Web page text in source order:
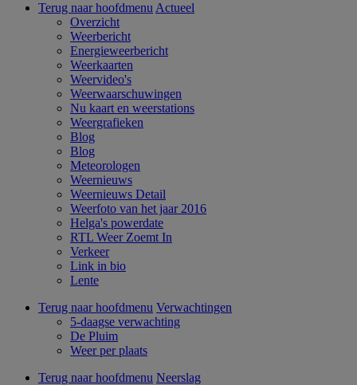
Terug naar hoofdmenu Actueel
Overzicht
Weerbericht
Energieweerbericht
Weerkaarten
Weervideo's
Weerwaarschuwingen
Nu kaart en weerstations
Weergrafieken
Blog
Blog
Meteorologen
Weernieuws
Weernieuws Detail
Weerfoto van het jaar 2016
Helga's powerdate
RTL Weer Zoemt In
Verkeer
Link in bio
Lente
Terug naar hoofdmenu Verwachtingen
5-daagse verwachting
De Pluim
Weer per plaats
Terug naar hoofdmenu Neerslag